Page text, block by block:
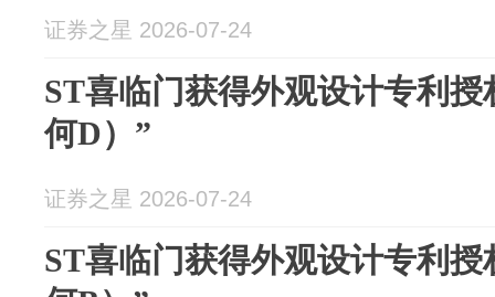
证券之星 2026-07-24
ST喜临门获得外观设计专利
何D）”
证券之星 2026-07-24
ST喜临门获得外观设计专利